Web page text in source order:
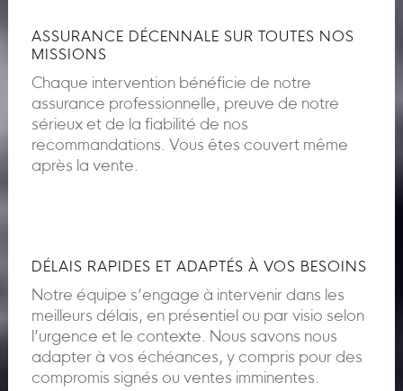
ASSURANCE DÉCENNALE SUR TOUTES NOS
MISSIONS
Chaque intervention bénéficie de notre
assurance professionnelle, preuve de notre
sérieux et de la fiabilité de nos
recommandations. Vous êtes couvert même
après la vente.
DÉLAIS RAPIDES ET ADAPTÉS À VOS BESOINS
Notre équipe s’engage à intervenir dans les
meilleurs délais, en présentiel ou par visio selon
l’urgence et le contexte. Nous savons nous
adapter à vos échéances, y compris pour des
compromis signés ou ventes imminentes.